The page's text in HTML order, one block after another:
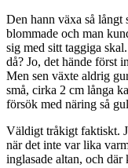
Den hann växa så långt
blommade och man
sig med sitt taggiga
då? Jo, det hände först
Men sen växte aldrig
små, cirka 2 cm långa
försök med näring så
Väldigt tråkigt faktiskt.
när det inte var lika
inglasade altan, och